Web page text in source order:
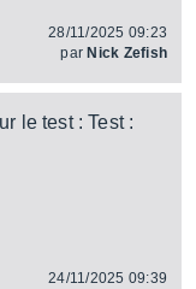
28/11/2025 09:23
par Nick Zefish
le test : Test :
24/11/2025 09:39